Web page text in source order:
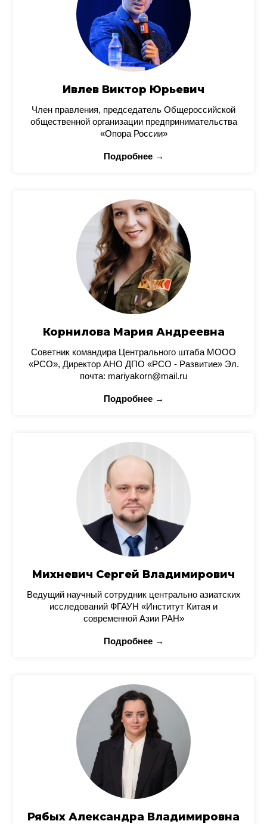
Ивлев Виктор Юрьевич
Член правления, председатель Общероссийской
общественной организации предпринимательства
«Опора России»
Подробнее →
Корнилова Мария Андреевна
Советник командира Центрального штаба МООО
«РСО», Директор АНО ДПО «РСО - Развитие» Эл.
почта: mariyakorn@mail.ru
Подробнее →
Михневич Сергей Владимирович
Ведущий научный сотрудник центрально азиатских
исследований ФГАУН «Институт Китая и
современной Азии РАН»
Подробнее →
Рябых Александра Владимировна